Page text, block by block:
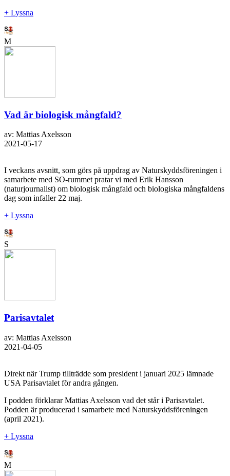
+ Lyssna
M
Vad är biologisk mångfald?
av: Mattias Axelsson
2021-05-17
I veckans avsnitt, som görs på uppdrag av Naturskyddsföreningen i
samarbete med SO-rummet pratar vi med Erik Hansson
(naturjournalist) om biologisk mångfald och biologiska mångfaldens
dag som infaller 22 maj.
+ Lyssna
S
Parisavtalet
av: Mattias Axelsson
2021-04-05
Direkt när Trump tillträdde som president i januari 2025 lämnade
USA Parisavtalet för andra gången.
I podden förklarar Mattias Axelsson vad det står i Parisavtalet.
Podden är producerad i samarbete med Naturskyddsföreningen
(april 2021).
+ Lyssna
M